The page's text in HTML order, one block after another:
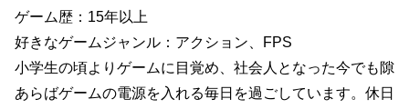
ゲーム歴：15年以上
好きなゲームジャンル：アクション、FPS
小学生の頃よりゲームに目覚め、社会人となった今でも隙
あらばゲームの電源を入れる毎日を過ごしています。休日